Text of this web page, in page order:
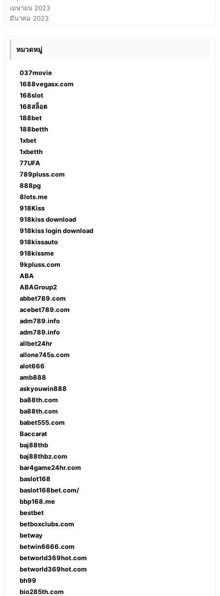
เมษายน 2023
มีนาคม 2023
หมวดหมู่
037movie
1688vegasx.com
168slot
168สล็อต
188bet
188betth
1xbet
1xbetth
77UFA
789pluss.com
888pg
8lots.me
918Kiss
918kiss download
918kiss login download
918kissauto
918kissme
9kpluss.com
ABA
ABAGroup2
abbet789.com
acebet789.com
adm789.info
adm789.info
allbet24hr
allone745s.com
alot666
amb888
askyouwin888
ba88th.com
ba88th.com
babet555.com
Baccarat
baj88thb
baj88thbz.com
bar4game24hr.com
baslot168
baslot168bet.com/
bbp168.me
bestbet
betboxclubs.com
betway
betwin6666.com
betworld369hot.com
betworld369hot.com
bh99
bio285th.com